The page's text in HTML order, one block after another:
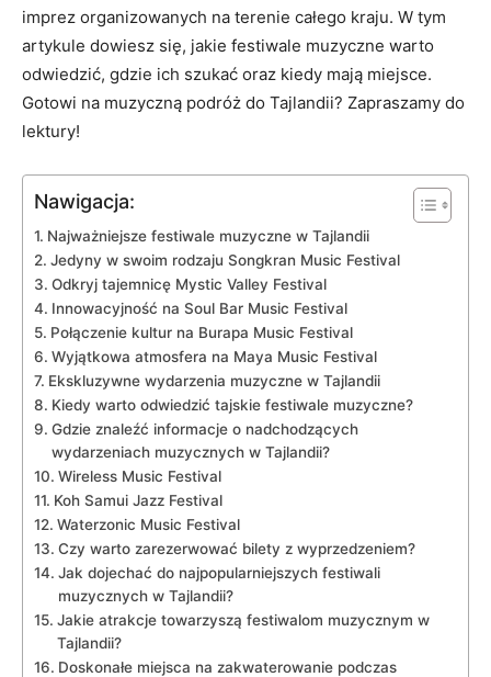
imprez organizowanych na terenie całego kraju. W tym​
artykule dowiesz się, jakie festiwale muzyczne warto
odwiedzić, gdzie ich szukać oraz kiedy mają miejsce.
Gotowi na muzyczną podróż do Tajlandii? Zapraszamy do
lektury!
Nawigacja:
Najważniejsze festiwale muzyczne w Tajlandii
Jedyny w swoim rodzaju‍ Songkran Music Festival
Odkryj tajemnicę Mystic‌ Valley Festival
Innowacyjność na Soul Bar Music Festival
Połączenie kultur na Burapa Music Festival
Wyjątkowa atmosfera na Maya Music Festival
Ekskluzywne wydarzenia‌ muzyczne w Tajlandii
Kiedy warto odwiedzić tajskie festiwale muzyczne?
Gdzie znaleźć informacje o nadchodzących
wydarzeniach muzycznych w​ Tajlandii?
Wireless Music Festival
Koh Samui Jazz Festival
Waterzonic⁤ Music Festival
Czy warto zarezerwować bilety z wyprzedzeniem?
Jak​ dojechać⁢ do najpopularniejszych festiwali
muzycznych w Tajlandii?
Jakie atrakcje towarzyszą festiwalom muzycznym w
Tajlandii?
Doskonałe miejsca na zakwaterowanie podczas